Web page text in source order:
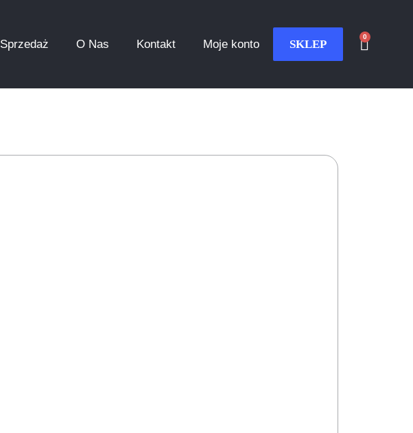
Sprzedaż O Nas Kontakt Moje konto SKLEP
0